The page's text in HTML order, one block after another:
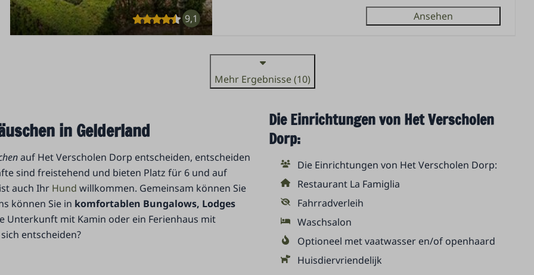
9,1 Ansehen
Mehr Ergebnisse (10)
in Gelderland
auf Het Verscholen Dorp entscheiden, entscheiden
sind freistehend und bieten Platz für 6 und auf
auch Ihr Hund willkommen. Gemeinsam können Sie
können Sie in komfortablen Bungalows, Lodges
Unterkunft mit Kamin oder ein Ferienhaus mit
entscheiden?
Die Einrichtungen von Het Verscholen
Dorp:
Die Einrichtungen von Het Verscholen Dorp:
Restaurant La Famiglia
Fahrradverleih
Waschsalon
Optioneel met vaatwasser en/of openhaard
Huisdiervriendelijk